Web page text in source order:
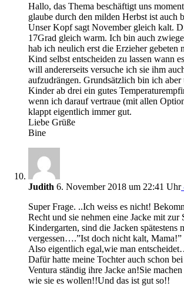
Hallo, das Thema beschäftigt uns
glaube durch den milden Herbst ist auch
Unser Kopf sagt November gleich kalt.
17Grad gleich warm. Ich bin auch
hab ich neulich erst die Erzieher gebeten
Kind selbst entscheiden zu lassen wann
will andererseits versuche ich sie ihm
aufzudrängen. Grundsätzlich bin ich aber
Kinder ab drei ein gutes
wenn ich darauf vertraue (mit allen
klappt eigentlich immer gut.
Liebe Grüße
Bine
Judith 6. November 2018 um 22:41 Uhr
Super Frage. ..Ich weiss es nicht!
Recht und sie nehmen eine Jacke mit zur
Kindergarten, sind die Jacken spätestens
vergessen….”Ist doch nicht kalt, Mama!”
Also eigentlich egal,wie man
Dafür hatte meine Tochter auch schon
Ventura ständig ihre Jacke an!Sie
wie sie es wollen!!Und das ist gut so!!